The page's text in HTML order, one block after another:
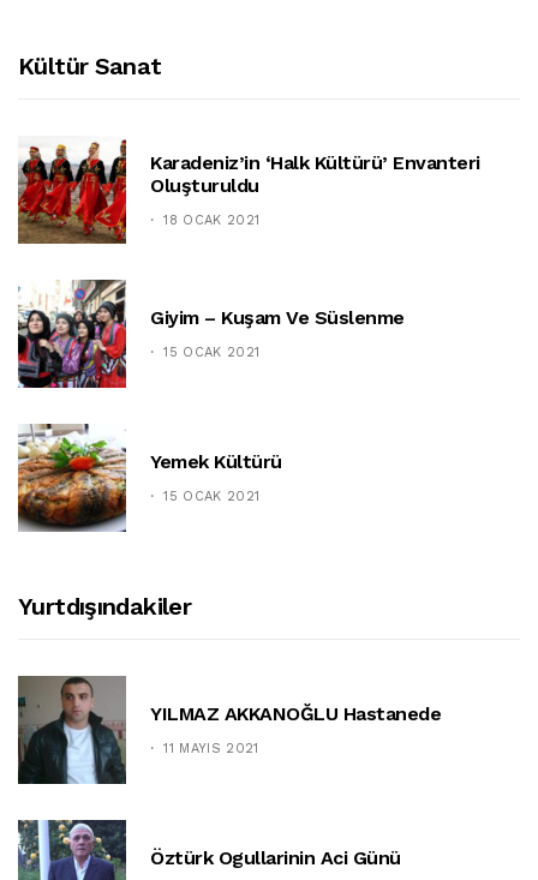
Kültür Sanat
Karadeniz’in ‘halk Kültürü’ Envanteri
Oluşturuldu
18 OCAK 2021
Giyim – Kuşam Ve Süslenme
15 OCAK 2021
Yemek Kültürü
15 OCAK 2021
Yurtdışındakiler
YILMAZ AKKANOĞLU Hastanede
11 MAYIS 2021
Öztürk Ogullarinin Aci Günü